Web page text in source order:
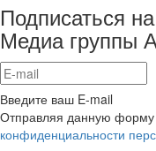
Подписаться
Медиа группы
Введите ваш E-mail
Отправляя данную форму
конфиденциальности